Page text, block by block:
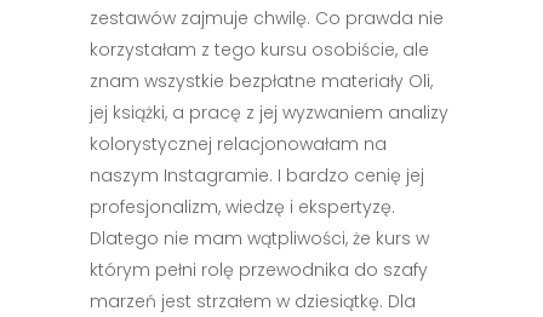
zestawów zajmuje chwilę. Co prawda nie
korzystałam z tego kursu osobiście, ale
znam wszystkie bezpłatne materiały Oli,
jej książki, a pracę z jej wyzwaniem analizy
kolorystycznej relacjonowałam na
naszym Instagramie. I bardzo cenię jej
profesjonalizm, wiedzę i ekspertyzę.
Dlatego nie mam wątpliwości, że kurs w
którym pełni rolę przewodnika do szafy
marzeń jest strzałem w dziesiątkę. Dla